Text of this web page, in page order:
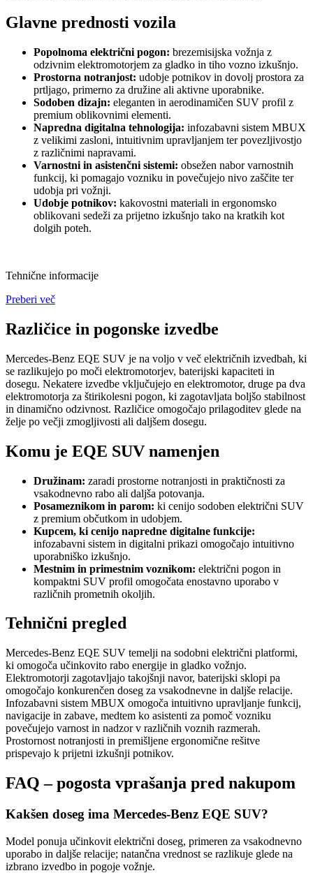
Glavne prednosti vozila
Popolnoma električni pogon: brezemisijska vožnja z
odzivnim elektromotorjem za gladko in tiho vozno izkušnjo.
Prostorna notranjost: udobje potnikov in dovolj prostora za
prtljago, primerno za družine ali aktivne uporabnike.
Sodoben dizajn: eleganten in aerodinamičen SUV profil z
premium oblikovnimi elementi.
Napredna digitalna tehnologija: infozabavni sistem MBUX
z velikimi zasloni, intuitivnim upravljanjem ter povezljivostjo
z različnimi napravami.
Varnostni in asistenčni sistemi: obsežen nabor varnostnih
funkcij, ki pomagajo vozniku in povečujejo nivo zaščite ter
udobja pri vožnji.
Udobje potnikov: kakovostni materiali in ergonomsko
oblikovani sedeži za prijetno izkušnjo tako na kratkih kot
dolgih poteh.
Tehnične informacije
Preberi več
Različice in pogonske izvedbe
Mercedes-Benz EQE SUV je na voljo v več električnih izvedbah, ki
se razlikujejo po moči elektromotorjev, baterijski kapaciteti in
dosegu. Nekatere izvedbe vključujejo en elektromotor, druge pa dva
elektromotorja za štirikolesni pogon, ki zagotavljata boljšo stabilnost
in dinamično odzivnost. Različice omogočajo prilagoditev glede na
želje po večji zmogljivosti ali daljšem dosegu.
Komu je EQE SUV namenjen
Družinam: zaradi prostorne notranjosti in praktičnosti za
vsakodnevno rabo ali daljša potovanja.
Posameznikom in parom: ki cenijo sodoben električni SUV
z premium občutkom in udobjem.
Kupcem, ki cenijo napredne digitalne funkcije:
infozabavni sistem in digitalni prikazi omogočajo intuitivno
uporabniško izkušnjo.
Mestnim in primestnim voznikom: električni pogon in
kompaktni SUV profil omogočata enostavno uporabo v
različnih prometnih okoljih.
Tehnični pregled
Mercedes-Benz EQE SUV temelji na sodobni električni platformi,
ki omogoča učinkovito rabo energije in gladko vožnjo.
Elektromotorji zagotavljajo takojšnji navor, baterijski sklopi pa
omogočajo konkurenčen doseg za vsakodnevne in daljše relacije.
Infozabavni sistem MBUX omogoča intuitivno upravljanje funkcij,
navigacije in zabave, medtem ko asistenti za pomoč vozniku
povečujejo varnost in nadzor v različnih voznih razmerah.
Prostornost notranjosti in premišljene ergonomične rešitve
prispevajo k prijetni izkušnji potnikov.
FAQ – pogosta vprašanja pred nakupom
Kakšen doseg ima Mercedes-Benz EQE SUV?
Model ponuja učinkovit električni doseg, primeren za vsakodnevno
uporabo in daljše relacije; natančna vrednost se razlikuje glede na
izbrano izvedbo in pogoje vožnje.